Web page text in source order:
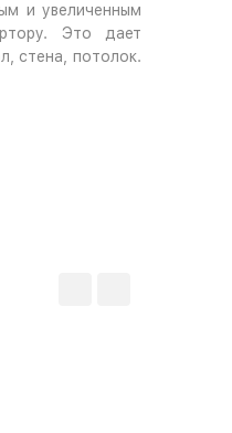
и увеличенным
Это дает
стена, потолок.